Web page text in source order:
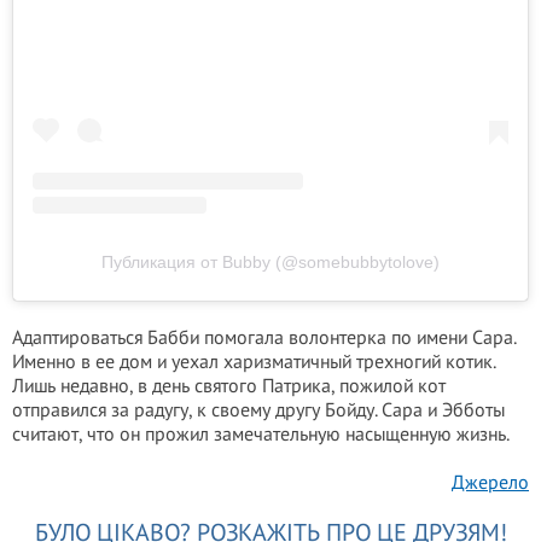
Публикация от Bubby (@somebubbytolove)
Адаптироваться Бабби помогала волонтерка по имени Сара.
Именно в ее дом и уехал харизматичный трехногий котик.
Лишь недавно, в день святого Патрика, пожилой кот
отправился за радугу, к своему другу Бойду. Сара и Эбботы
считают, что он прожил замечательную насыщенную жизнь.
Джерело
БУЛО ЦІКАВО? РОЗКАЖІТЬ ПРО ЦЕ ДРУЗЯМ!